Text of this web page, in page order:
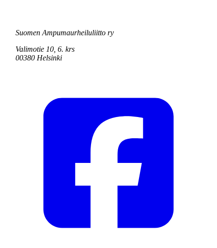
Suomen Ampumaurheiluliitto ry
Valimotie 10, 6. krs
00380 Helsinki